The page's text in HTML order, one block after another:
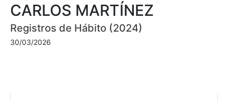
CARLOS MARTÍNEZ
Registros de Hábito (2024)
30/03/2026